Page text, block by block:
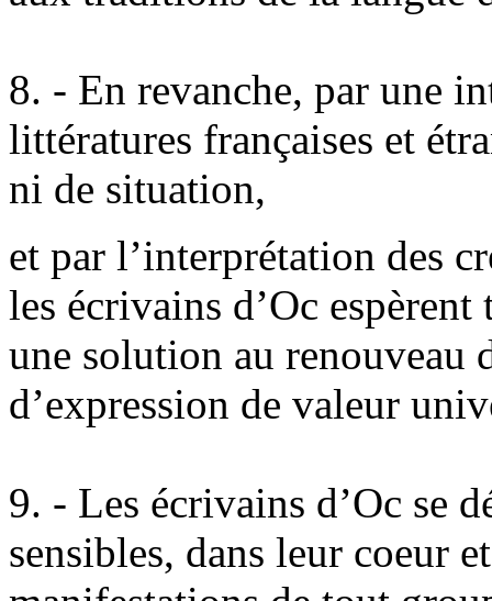
8. - En revanche, par une
littératures françaises et
ni de situation,
et par l’interprétation des
les écrivains d’Oc
une solution au renouveau
d’expression de valeur
9. - Les écrivains d’Oc se
sensibles, dans leur coeur